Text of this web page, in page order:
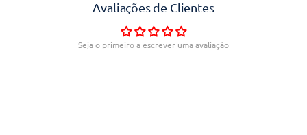
Avaliações de Clientes
Seja o primeiro a escrever uma avaliação